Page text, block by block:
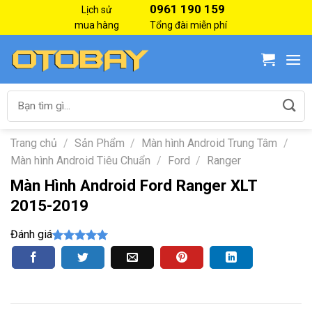
Lịch sử
mua hàng
0961 190 159
Tổng đài miễn phí
Tìm
Trang chủ / Sản Phẩm / Màn hình Android Trung Tâm /
Màn hình Android Tiêu Chuẩn / Ford / Ranger
Màn Hình Android Ford Ranger XLT
2015-2019
Đánh giá
5.00
trên 5
dựa trên
4